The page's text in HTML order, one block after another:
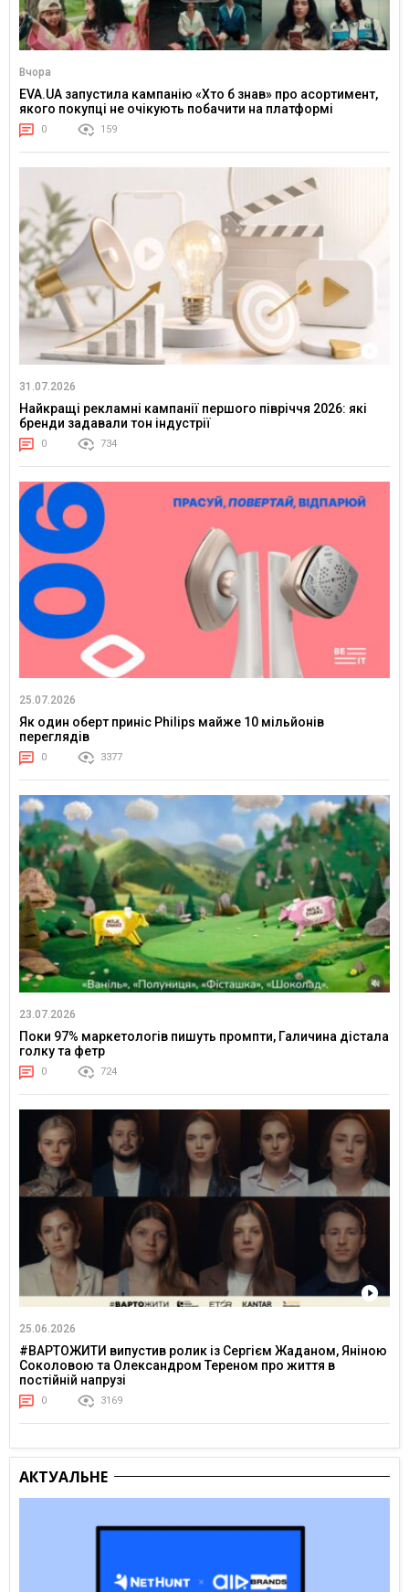
Вчора
EVA.UA запустила кампанію «Хто б знав» про асортимент,
якого покупці не очікують побачити на платформі
0 159
31.07.2026
Найкращі рекламні кампанії першого півріччя 2026: які
бренди задавали тон індустрії
0 734
25.07.2026
Як один оберт приніс Philips майже 10 мільйонів
переглядів
0 3377
23.07.2026
Поки 97% маркетологів пишуть промпти, Галичина дістала
голку та фетр
0 724
25.06.2026
#ВАРТОЖИТИ випустив ролик із Сергієм Жаданом, Яніною
Соколовою та Олександром Тереном про життя в
постійній напрузі
0 3169
АКТУАЛЬНЕ